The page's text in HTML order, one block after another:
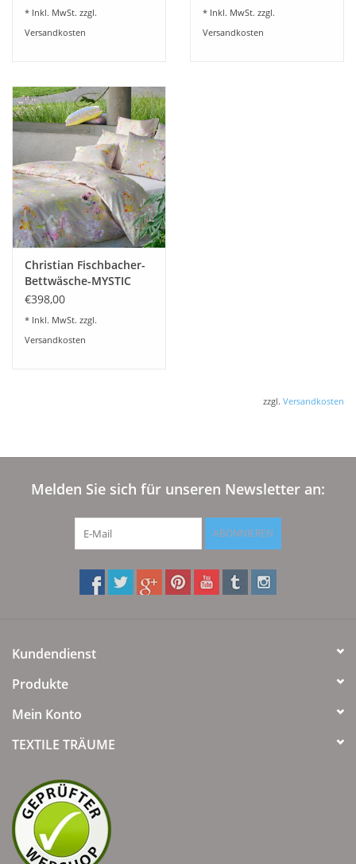
* Inkl. MwSt. zzgl.
Versandkosten
* Inkl. MwSt. zzgl.
Versandkosten
Christian Fischbacher-
Bettwäsche-MYSTIC
GARDEN-schweizer
€398,00
* Inkl. MwSt. zzgl.
Versandkosten
zzgl. Versandkosten
Melden Sie sich für unseren Newsletter an:
ABONNIEREN
Kundendienst
Produkte
Mein Konto
TEXTILE TRÄUME